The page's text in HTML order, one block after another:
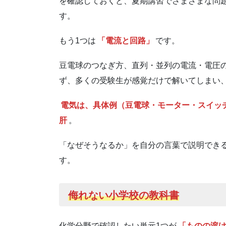
す。
もう1つは 「電流と回路」 です。
豆電球のつなぎ方、直列・並列の電流・電圧
ず、多くの受験生が感覚だけで解いてしまい
電気は、具体例（豆電球・モーター・スイ
肝 。
「なぜそうなるか」を自分の言葉で説明で
す。
侮れない小学校の教科書